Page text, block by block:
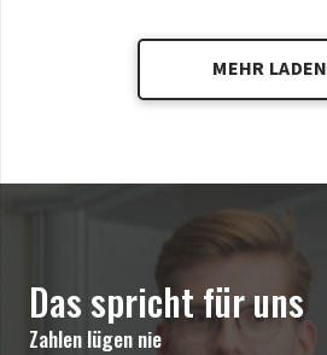
MEHR LADEN
Das spricht für uns
Zahlen lügen nie